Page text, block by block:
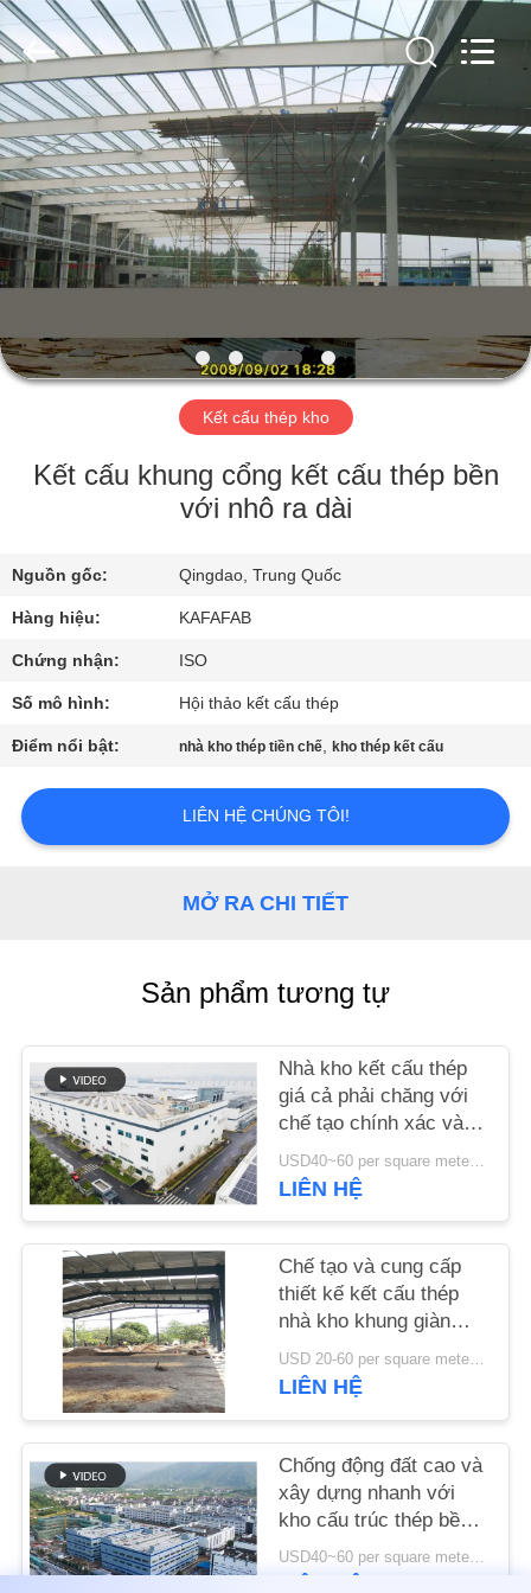
TRANG
CHỦ
SẢN
PHẨM
VIDEO
TRÌNH
VỀ
CHÚNG
TÔI
QUAN
NHÀ
CHẤT
LƯỢNG
LIÊN
HỆ
VỚI
CHÚNG
TỨC
CÁC
TRƯỜNG
HỢP
2026
Qingdao
KaFa
Co.,
Ltd..
All
Rights
Reserved.
Kết cấu thép kho
Kết cấu khung cổng kết cấu thép bền
với nhô ra dài
Nguồn gốc: Qingdao, Trung Quốc
Hàng hiệu: KAFAFAB
Chứng nhận: ISO
Số mô hình: Hội thảo kết cấu thép
Điểm nổi bật: nhà kho thép tiền chế,kho thép kết cấu
LIÊN HỆ CHÚNG TÔI!
MỞ RA CHI TIẾT
Sản phẩm tương tự
Nhà kho kết cấu thép
giá cả phải chăng với
chế tạo chính xác và
giải pháp giao hàng
một cửa
USD40~60 per square meter MOQ:1000 sqm
LIÊN HỆ
Chế tạo và cung cấp
thiết kế kết cấu thép
nhà kho khung giàn
theo yêu cầu tại Benin USD 20-60 per square meter MOQ:1000 mét vuông
LIÊN HỆ
Chống động đất cao và
xây dựng nhanh với
kho cấu trúc thép bền
cho nhu cầu lưu trữ
của bạn
USD40~60 per square meter MOQ:1000 mét vuông